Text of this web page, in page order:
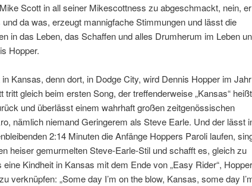
Scott in all seiner Mikescottness zu abgeschmackt, nein, er
da was, erzeugt mannigfache Stimmungen und lässt die
in das Leben, das Schaffen und alles Drumherum im Leben
Hopper.
Kansas, denn dort, in Dodge City, wird Dennis Hopper im
tritt gleich beim ersten Song, der treffenderweise „Kansas“
und überlässt einem wahrhaft großen zeitgenössischen
nämlich niemand Geringerem als Steve Earle. Und der lässt
2:14 Minuten die Anfänge Hoppers Paroli laufen,
heiser gemurmelten Steve-Earle-Stil und schafft es, gleich zu
Kindheit in Kansas mit dem Ende von „Easy Rider“,
verknüpfen: „Some day I’m on the blow, Kansas, some day